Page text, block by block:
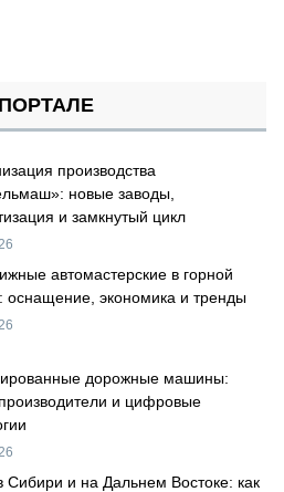
производства
новые заводы,
и замкнутый цикл
автомастерские в горной
оснащение, экономика и тренды
дорожные машины:
и цифровые
Сибири и на Дальнем Востоке: как